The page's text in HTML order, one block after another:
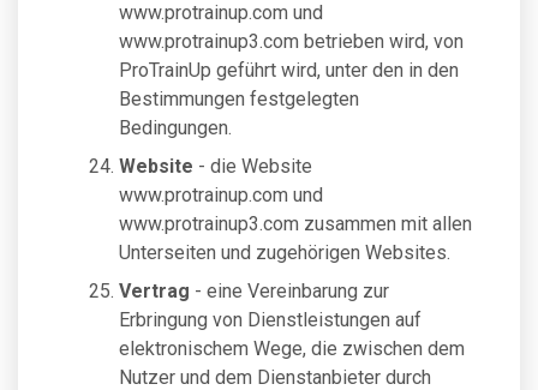
www.protrainup.com und
www.protrainup3.com betrieben wird, von
ProTrainUp geführt wird, unter den in den
Bestimmungen festgelegten
Bedingungen.
Website - die Website
www.protrainup.com und
www.protrainup3.com zusammen mit allen
Unterseiten und zugehörigen Websites.
Vertrag - eine Vereinbarung zur
Erbringung von Dienstleistungen auf
elektronischem Wege, die zwischen dem
Nutzer und dem Dienstanbieter durch